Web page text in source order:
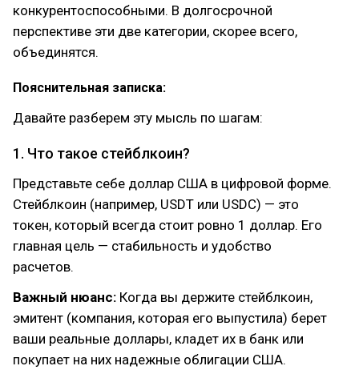
конкурентоспособными. В долгосрочной
перспективе эти две категории, скорее всего,
объединятся.
Пояснительная записка:
Давайте разберем эту мысль по шагам:
1. Что такое стейблкоин?
Представьте себе доллар США в цифровой форме.
Стейблкоин (например, USDT или USDC) — это
токен, который всегда стоит ровно 1 доллар. Его
главная цель — стабильность и удобство
расчетов.
Важный нюанс: Когда вы держите стейблкоин,
эмитент (компания, которая его выпустила) берет
ваши реальные доллары, кладет их в банк или
покупает на них надежные облигации США.